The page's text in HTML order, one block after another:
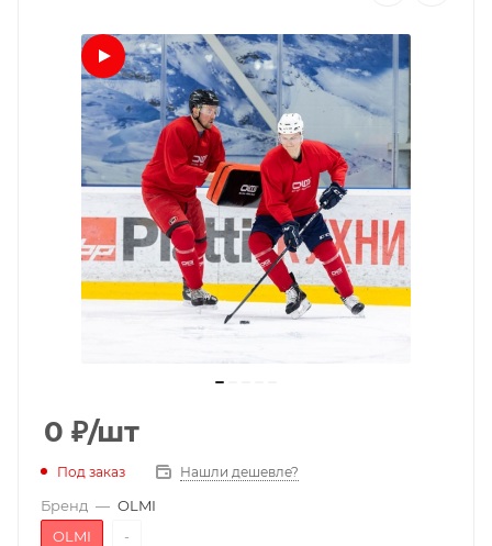
0 ₽/шт
Под заказ Нашли дешевле?
Бренд — OLMI
OLMI
-